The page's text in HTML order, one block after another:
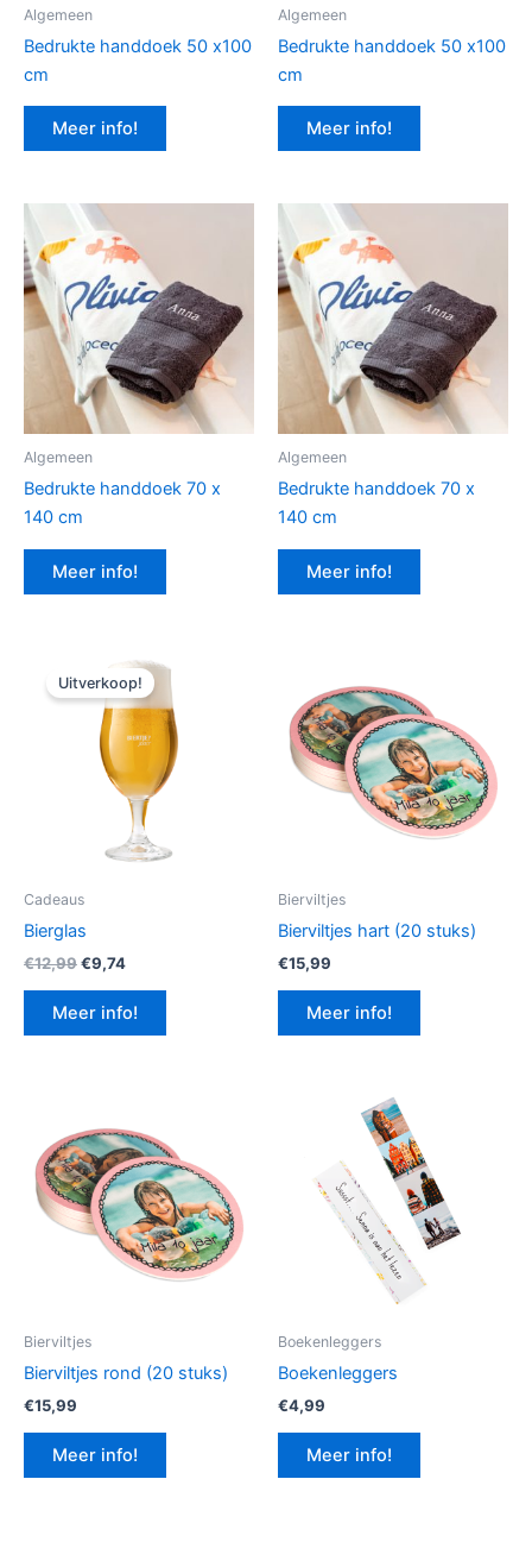
Algemeen
Bedrukte handdoek 50 x100
cm
Meer info!
Algemeen
Bedrukte handdoek 50 x100
cm
Meer info!
Algemeen
Bedrukte handdoek 70 x
140 cm
Meer info!
Algemeen
Bedrukte handdoek 70 x
140 cm
Meer info!
Uitverkoop!
Cadeaus
Bierglas
€12,99Oorspronkelijke
was:
€12,99.
€9,74Huidige
is:
€9,74.
Meer info!
Bierviltjes
Bierviltjes hart (20 stuks)
€15,99
Meer info!
Bierviltjes
Bierviltjes rond (20 stuks)
€15,99
Meer info!
Boekenleggers
Boekenleggers
€4,99
Meer info!